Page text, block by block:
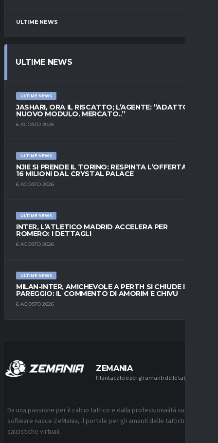
ULTIME NEWS
ULTIME NEWS
ULTIME NEWS
JASHARI, ORA IL RISCATTO; L’AGENTE: “ADATTO AL
NUOVO MODULO. MERCATO..”
6 AGOSTO 2026
ULTIME NEWS
NJIE SI PRENDE IL TORINO: RESPINTA L’OFFERTA DI
16 MILIONI DAL CRYSTAL PALACE
6 AGOSTO 2026
ULTIME NEWS
INTER, L’ATLETICO MADRID ACCELERA PER
ROMERO: I DETTAGLI
6 AGOSTO 2026
ULTIME NEWS
MILAN-INTER, AMICHEVOLE A PERTH SI CHIUDE IN
PAREGGIO: IL COMMENTO DI AMORIM E CHIVU
6 AGOSTO 2026
ZEMANIA
Il fantacalcio per gli amanti delle tattiche
Da una passione per il calcio tattico e dalla professionalità sui
software nasce ZeMania, il portale per gli amanti delle tattiche
calcistiche virtuali.